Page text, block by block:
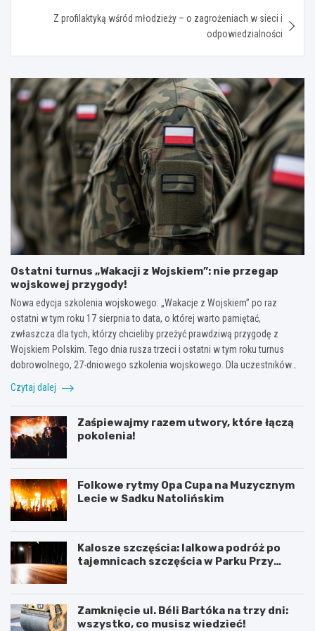
Z profilaktyką wśród młodzieży – o zagrożeniach w sieci i
odpowiedzialności
Ostatni turnus „Wakacji z Wojskiem”: nie przegap
wojskowej przygody!
Nowa edycja szkolenia wojskowego: „Wakacje z Wojskiem” po raz
ostatni w tym roku 17 sierpnia to data, o której warto pamiętać,
zwłaszcza dla tych, którzy chcieliby przeżyć prawdziwą przygodę z
Wojskiem Polskim. Tego dnia rusza trzeci i ostatni w tym roku turnus
dobrowolnego, 27-dniowego szkolenia wojskowego. Dla uczestników…
Czytaj dalej
Zaśpiewajmy razem utwory, które łączą
pokolenia!
Folkowe rytmy Opa Cupa na Muzycznym
Lecie w Sadku Natolińskim
Kalosze szczęścia: lalkowa podróż po
tajemnicach szczęścia w Parku Przy
Zamknięcie ul. Béli Bartóka na trzy dni:
wszystko, co musisz wiedzieć!